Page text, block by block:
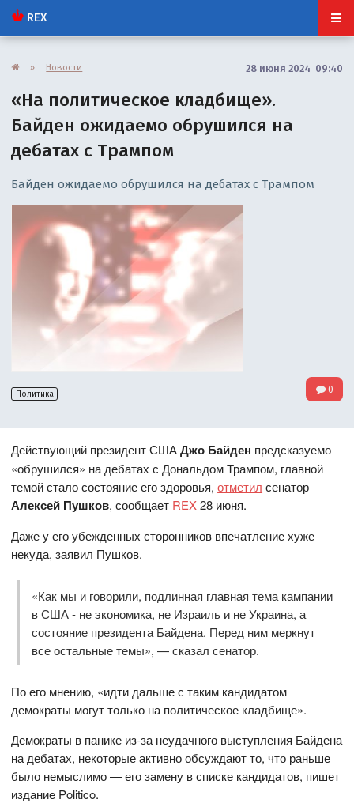
REX
» Новости 28 июня 2024 09:40
«На политическое кладбище».
Байден ожидаемо обрушился на
дебатах с Трампом
Байден ожидаемо обрушился на дебатах с Трампом
Политика 0
Действующий президент СШАДжо Байден предсказуемо
«обрушился» на дебатах с Дональдом Трампом, главной
темой стало состояние его здоровья,отметил сенатор
Алексей Пушков, сообщает REX28 июня.
Даже у его убежденных сторонников впечатление хуже
некуда, заявил Пушков.
«Как мы и говорили, подлинная главная тема кампании
в США - не экономика, не Израиль и не Украина, а
состояние президента Байдена. Перед ним меркнут
все остальные темы», — сказал сенатор.
По его мнению, «идти дальше с таким кандидатом
демократы могут только на политическое кладбище».
Демократы в панике из-за неудачного выступления Байдена
на дебатах, некоторые активно обсуждают то, что раньше
было немыслимо — его замену в списке кандидатов, пишет
издание Politico.